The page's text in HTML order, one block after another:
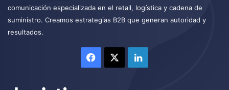
comunicación especializada en el retail, logística y cadena de
suministro. Creamos estrategias B2B que generan autoridad y
resultados.
Facebook LinkedIn